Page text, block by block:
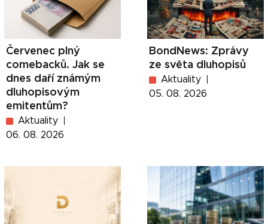
Červenec plný
comebacků. Jak se
dnes daří známým
dluhopisovým
emitentům?
Aktuality
06. 08. 2026
BondNews: Zprávy
ze světa dluhopisů
Aktuality
05. 08. 2026